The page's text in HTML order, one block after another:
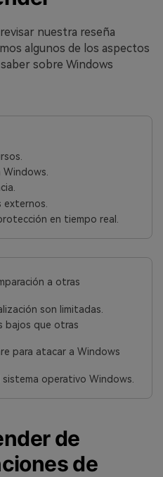
nuestra reseña
algunos de los aspectos
sobre Windows
en tiempo real.
a otras
son limitadas.
bajos que otras
para atacar a Windows
operativo Windows.
de
de